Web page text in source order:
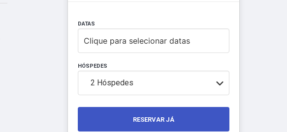
DATAS
Clique para selecionar datas
HÓSPEDES
2 Hóspedes
RESERVAR JÁ